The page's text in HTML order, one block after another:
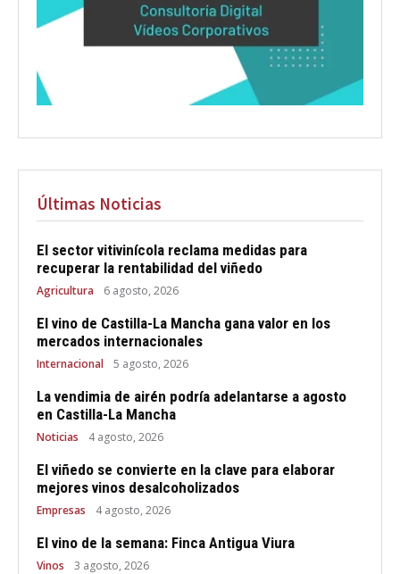
Últimas Noticias
El sector vitivinícola reclama medidas para
recuperar la rentabilidad del viñedo
Agricultura 6 agosto, 2026
El vino de Castilla-La Mancha gana valor en los
mercados internacionales
Internacional 5 agosto, 2026
La vendimia de airén podría adelantarse a agosto
en Castilla-La Mancha
Noticias 4 agosto, 2026
El viñedo se convierte en la clave para elaborar
mejores vinos desalcoholizados
Empresas 4 agosto, 2026
El vino de la semana: Finca Antigua Viura
Vinos 3 agosto, 2026